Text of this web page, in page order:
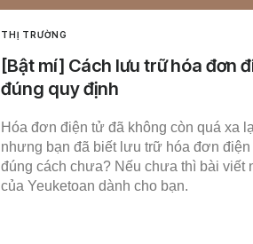
THỊ TRƯỜNG
[Bật mí] Cách lưu trữ hóa đơn
đúng quy định
Hóa đơn điện tử đã không còn quá xa lạ
nhưng bạn đã biết lưu trữ hóa đơn
đúng cách chưa? Nếu chưa thì bài viết
của Yeuketoan dành cho bạn.